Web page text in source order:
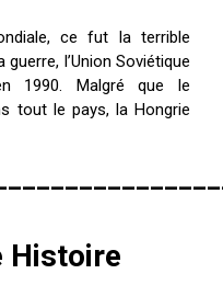
ce fut la terrible
guerre, l’Union Soviétique
1990. Malgré que le
tout le pays, la Hongrie
Histoire